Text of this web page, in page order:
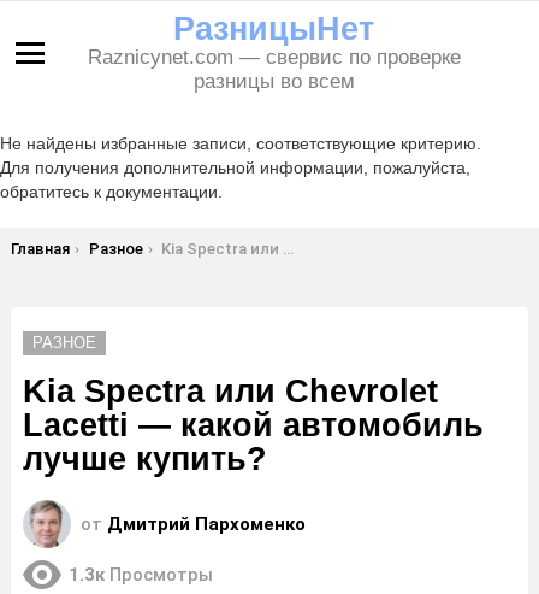
РазницыНет
Raznicynet.com — свервис по проверке
разницы во всем
Не найдены избранные записи, соответствующие критерию.
Для получения дополнительной информации, пожалуйста,
обратитесь к документации.
Вы здесь:
Главная Разное Kia Spectra или Chevrolet Lacetti — какой автомобиль лучше купить?
РАЗНОЕ
Kia Spectra или Chevrolet
Lacetti — какой автомобиль
лучше купить?
от Дмитрий Пархоменко
1.3к Просмотры